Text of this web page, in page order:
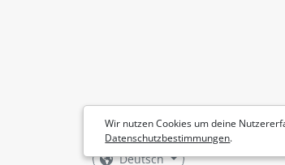
Wir nutzen Cookies um deine
Datenschutzbestimmungen.
Deutsch